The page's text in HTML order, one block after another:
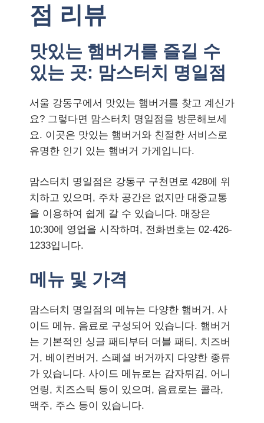
점 리뷰
맛있는 햄버거를 즐길 수
있는 곳: 맘스터치 명일점
서울 강동구에서 맛있는 햄버거를 찾고 계신가
요? 그렇다면 맘스터치 명일점을 방문해보세
요. 이곳은 맛있는 햄버거와 친절한 서비스로
유명한 인기 있는 햄버거 가게입니다.
맘스터치 명일점은 강동구 구천면로 428에 위
치하고 있으며, 주차 공간은 없지만 대중교통
을 이용하여 쉽게 갈 수 있습니다. 매장은
10:30에 영업을 시작하며, 전화번호는 02-426-
1233입니다.
메뉴 및 가격
맘스터치 명일점의 메뉴는 다양한 햄버거, 사
이드 메뉴, 음료로 구성되어 있습니다. 햄버거
는 기본적인 싱글 패티부터 더블 패티, 치즈버
거, 베이컨버거, 스페셜 버거까지 다양한 종류
가 있습니다. 사이드 메뉴로는 감자튀김, 어니
언링, 치즈스틱 등이 있으며, 음료로는 콜라,
맥주, 주스 등이 있습니다.